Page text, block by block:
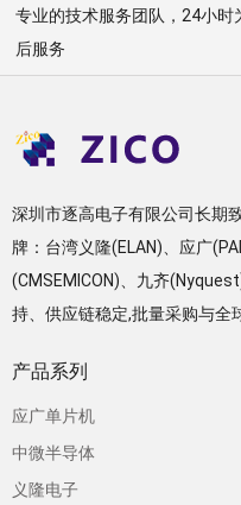
专业的技术服务团队，24小
后服务
深圳市逐高电子有限公司长期
牌：台湾义隆(ELAN)、应广
(CMSEMICON)、九齐
持、供应链稳定,批量采购与全
产品系列
应广单片机
中微半导体
义隆电子